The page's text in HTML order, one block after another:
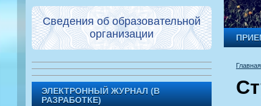
Сведения об образовательной
организации
ЭЛЕКТРОННЫЙ ЖУРНАЛ (В
РАЗРАБОТКЕ)
Главная